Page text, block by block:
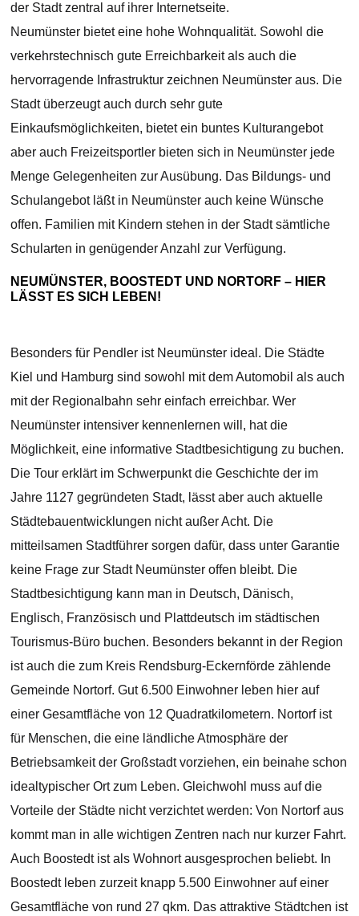
der Stadt zentral auf ihrer Internetseite.
Neumünster bietet eine hohe Wohnqualität. Sowohl die
verkehrstechnisch gute Erreichbarkeit als auch die
hervorragende Infrastruktur zeichnen Neumünster aus. Die
Stadt überzeugt auch durch sehr gute
Einkaufsmöglichkeiten, bietet ein buntes Kulturangebot
aber auch Freizeitsportler bieten sich in Neumünster jede
Menge Gelegenheiten zur Ausübung. Das Bildungs- und
Schulangebot läßt in Neumünster auch keine Wünsche
offen. Familien mit Kindern stehen in der Stadt sämtliche
Schularten in genügender Anzahl zur Verfügung.
NEUMÜNSTER, BOOSTEDT UND NORTORF – HIER
LÄSST ES SICH LEBEN!
Besonders für Pendler ist Neumünster ideal. Die Städte
Kiel und Hamburg sind sowohl mit dem Automobil als auch
mit der Regionalbahn sehr einfach erreichbar. Wer
Neumünster intensiver kennenlernen will, hat die
Möglichkeit, eine informative Stadtbesichtigung zu buchen.
Die Tour erklärt im Schwerpunkt die Geschichte der im
Jahre 1127 gegründeten Stadt, lässt aber auch aktuelle
Städtebauentwicklungen nicht außer Acht. Die
mitteilsamen Stadtführer sorgen dafür, dass unter Garantie
keine Frage zur Stadt Neumünster offen bleibt. Die
Stadtbesichtigung kann man in Deutsch, Dänisch,
Englisch, Französisch und Plattdeutsch im städtischen
Tourismus-Büro buchen. Besonders bekannt in der Region
ist auch die zum Kreis Rendsburg-Eckernförde zählende
Gemeinde Nortorf. Gut 6.500 Einwohner leben hier auf
einer Gesamtfläche von 12 Quadratkilometern. Nortorf ist
für Menschen, die eine ländliche Atmosphäre der
Betriebsamkeit der Großstadt vorziehen, ein beinahe schon
idealtypischer Ort zum Leben. Gleichwohl muss auf die
Vorteile der Städte nicht verzichtet werden: Von Nortorf aus
kommt man in alle wichtigen Zentren nach nur kurzer Fahrt.
Auch Boostedt ist als Wohnort ausgesprochen beliebt. In
Boostedt leben zurzeit knapp 5.500 Einwohner auf einer
Gesamtfläche von rund 27 qkm. Das attraktive Städtchen ist